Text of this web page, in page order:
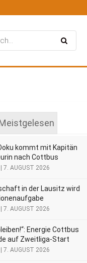
kommt mit Kapitän
nach Cottbus
7. AUGUST 2026
in der Lausitz wird
7. AUGUST 2026
Energie Cottbus
auf Zweitliga-Start
7. AUGUST 2026